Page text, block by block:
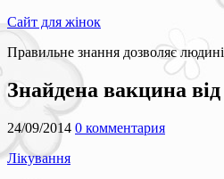
Сайт для жінок
Правильне знання дозволяє
Знайдена вакцина
24/09/2014 0 комментария
Лікування